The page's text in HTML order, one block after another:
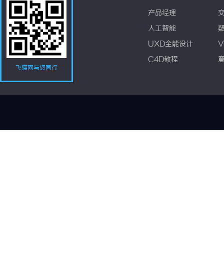
飞猫网与您同行
产品经理
人工智能
UXD全能设计
C4D教程